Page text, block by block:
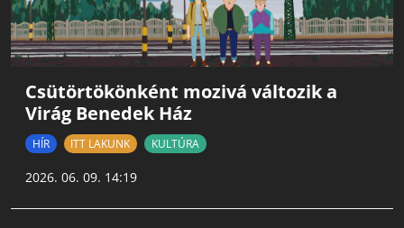
Csütörtökönként mozivá változik a
Virág Benedek Ház
HÍR ITT LAKUNK KULTÚRA
2026. 06. 09. 14:19